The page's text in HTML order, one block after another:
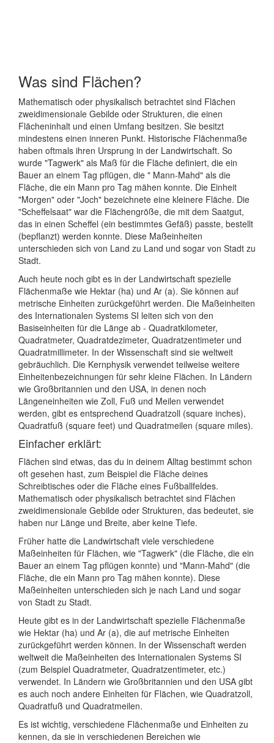
Was sind Flächen?
Mathematisch oder physikalisch betrachtet sind Flächen
zweidimensionale Gebilde oder Strukturen, die einen
Flächeninhalt und einen Umfang besitzen. Sie besitzt
mindestens einen inneren Punkt. Historische Flächenmaße
haben oftmals ihren Ursprung in der Landwirtschaft. So
wurde "Tagwerk" als Maß für die Fläche definiert, die ein
Bauer an einem Tag pflügen, die " Mann-Mahd" als die
Fläche, die ein Mann pro Tag mähen konnte. Die Einheit
"Morgen" oder "Joch" bezeichnete eine kleinere Fläche. Die
"Scheffelsaat" war die Flächengröße, die mit dem Saatgut,
das in einen Scheffel (ein bestimmtes Gefäß) passte, bestellt
(bepflanzt) werden konnte. Diese Maßeinheiten
unterschieden sich von Land zu Land und sogar von Stadt zu
Stadt.
Auch heute noch gibt es in der Landwirtschaft spezielle
Flächenmaße wie Hektar (ha) und Ar (a). Sie können auf
metrische Einheiten zurückgeführt werden. Die Maßeinheiten
des Internationalen Systems SI leiten sich von den
Basiseinheiten für die Länge ab - Quadratkilometer,
Quadratmeter, Quadratdezimeter, Quadratzentimeter und
Quadratmillimeter. In der Wissenschaft sind sie weltweit
gebräuchlich. Die Kernphysik verwendet teilweise weitere
Einheitenbezeichnungen für sehr kleine Flächen. In Ländern
wie Großbritannien und den USA, in denen noch
Längeneinheiten wie Zoll, Fuß und Meilen verwendet
werden, gibt es entsprechend Quadratzoll (square inches),
Quadratfuß (square feet) und Quadratmeilen (square miles).
Einfacher erklärt:
Flächen sind etwas, das du in deinem Alltag bestimmt schon
oft gesehen hast, zum Beispiel die Fläche deines
Schreibtisches oder die Fläche eines Fußballfeldes.
Mathematisch oder physikalisch betrachtet sind Flächen
zweidimensionale Gebilde oder Strukturen, das bedeutet, sie
haben nur Länge und Breite, aber keine Tiefe.
Früher hatte die Landwirtschaft viele verschiedene
Maßeinheiten für Flächen, wie "Tagwerk" (die Fläche, die ein
Bauer an einem Tag pflügen konnte) und "Mann-Mahd" (die
Fläche, die ein Mann pro Tag mähen konnte). Diese
Maßeinheiten unterschieden sich je nach Land und sogar
von Stadt zu Stadt.
Heute gibt es in der Landwirtschaft spezielle Flächenmaße
wie Hektar (ha) und Ar (a), die auf metrische Einheiten
zurückgeführt werden können. In der Wissenschaft werden
weltweit die Maßeinheiten des Internationalen Systems SI
(zum Beispiel Quadratmeter, Quadratzentimeter, etc.)
verwendet. In Ländern wie Großbritannien und den USA gibt
es auch noch andere Einheiten für Flächen, wie Quadratzoll,
Quadratfuß und Quadratmeilen.
Es ist wichtig, verschiedene Flächenmaße und Einheiten zu
kennen, da sie in verschiedenen Bereichen wie